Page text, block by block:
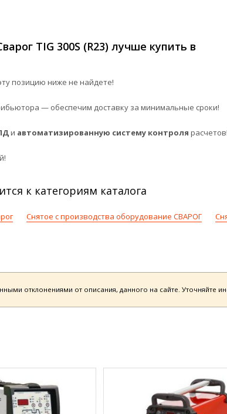
TIG 300S (R23) лучше купить в
позицию ниже не найдете!
— обеспечим доставку за минимальные сроки!
и автоматизированную систему контроля расчетов!
к категориям каталога
Снятое с производства оборудование СВАРОГ
отклонениями от описания, данного на сайте. Уточняйте